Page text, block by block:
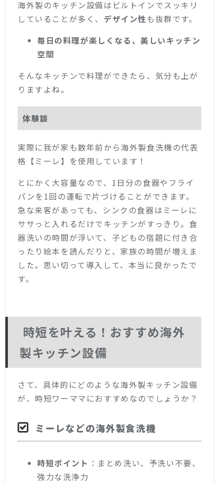
海外製のキッチン設備はビルトインでスッキリ
していることが多く、 デザイン性も抜群です。
毎日の料理が楽しくなる、美しいキッチン
空間
そんなキッチンで料理ができたら、気分も上が
りますよね。
体験談
実際に我が家も数年前から海外製食洗機の代表
格【ミーレ】を使用しています！
とにかく大容量なので、1日分の食器やフライ
パンを1回の運転で片づけることができます。
急な来客があっても、シンクの食器はミーレに
ササっと入れるだけでキッチンがすっきり。食
器洗いの時間が浮いて、子どもの宿題に付き合
ったり絵本を読んだりと、家族の時間が増えま
した。思い切って導入して、本当に良かったで
す。
時短を叶える！おすすめ海外
製キッチン設備
さて、具体的にどのような海外製キッチン設備
が、時短ワーママにおすすめなのでしょうか？
ミーレなどの海外製食洗機
時短ポイント ：まとめ洗い、予洗い不要、
強力な洗浄力